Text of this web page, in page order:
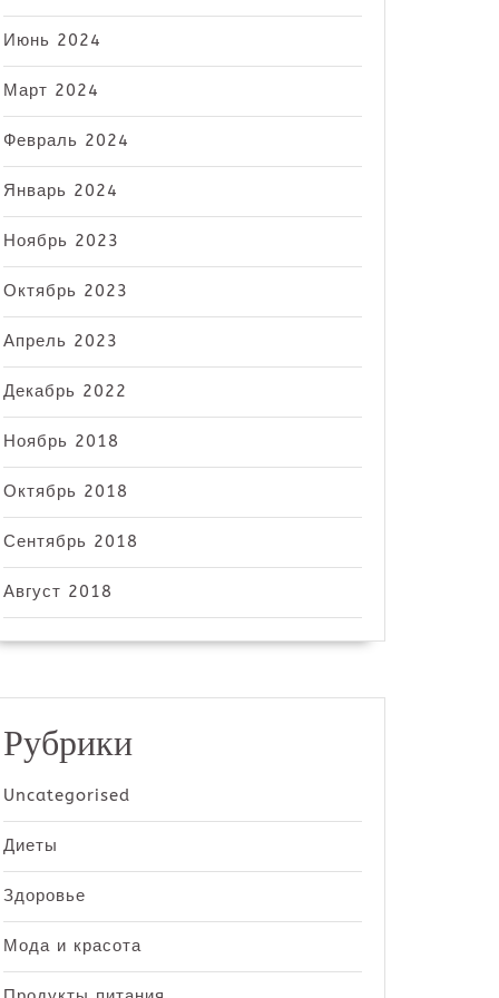
Июнь 2024
Март 2024
Февраль 2024
Январь 2024
Ноябрь 2023
Октябрь 2023
Апрель 2023
Декабрь 2022
Ноябрь 2018
Октябрь 2018
Сентябрь 2018
Август 2018
Рубрики
Uncategorised
Диеты
Здоровье
Мода и красота